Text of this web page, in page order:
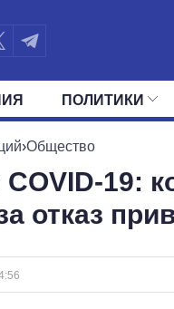
ПОЛИТИКИ
ПРЕЗИДЕНТ И ОФИС
›Общество
19:
отказ